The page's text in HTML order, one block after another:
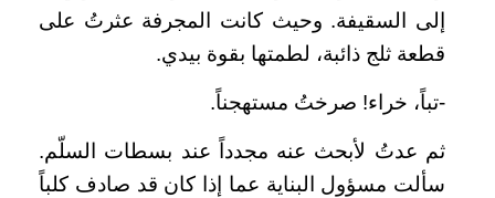
إلى السقيفة. وحيث كانت المجرفة عثرتُ على
قطعة ثلج ذائبة، لطمتها بقوة بيدي.
-تباً، خراء! صرختُ مستهجناً.
ثم عدتُ لأبحث عنه مجدداً عند بسطات السلّم.
سألت مسؤول البناية عما إذا كان قد صادف كلباً